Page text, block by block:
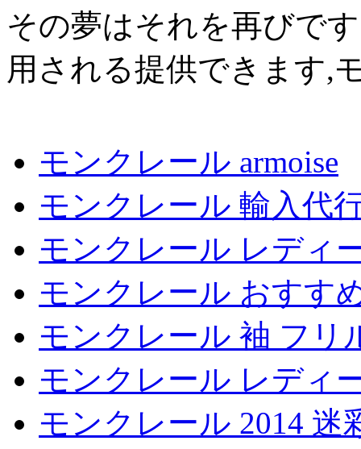
その夢はそれを再びで
用される提供できます,
モンクレール armoise
モンクレール 輸入代
モンクレール レディ
モンクレール おすす
モンクレール 袖 フリ
モンクレール レディ
モンクレール 2014 迷